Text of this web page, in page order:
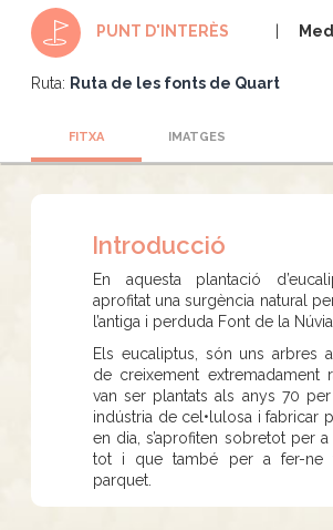
PUNT D'INTERÈS
Ruta: Ruta de les fonts de Quart
FITXA IMATGES
Introducció
En aquesta plantació
aprofitat una surgència natural
l’antiga i perduda Font de la Núvia.
Els eucaliptus, són uns arbres
de creixement extremadament
van ser plantats als anys 70
indústria de cel•lulosa i fabricar
en dia, s’aprofiten sobretot per a
tot i que també per a fer-ne
parquet.